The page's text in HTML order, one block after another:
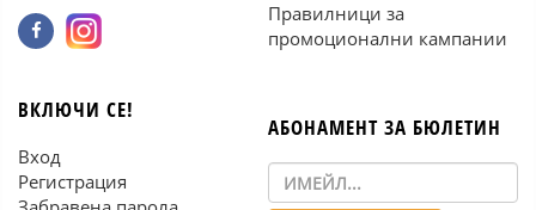
Правилници за
промоционални кампании
ВКЛЮЧИ СЕ!
Вход
Регистрация
АБОНАМЕНТ ЗА БЮЛЕТИН